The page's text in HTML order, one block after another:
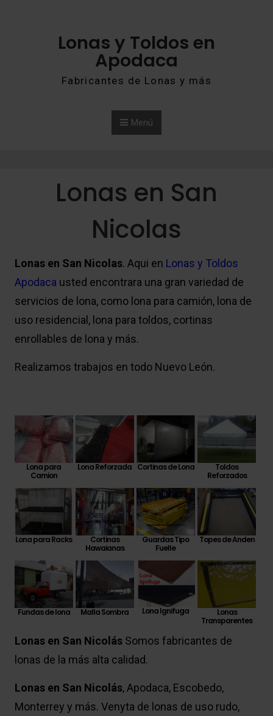
Lonas y Toldos en
Apodaca
Fabricantes de Lonas y más
Menú
Lonas en San
Nicolas
Lonas en San Nicolas. Aqui en Lonas y Toldos
Apodaca usted encontrara una gran variedad de
servicios de lona, como lona para camión, lona de
uso residencial, lona para toldos, cortinas
enrollables de lona y más.
Realizamos trabajos en todo Nuevo León.
Lona para
Camion
Lona Reforzada Cortinas de Lona
Toldos
Reforzados
Lona para Racks
Cortinas
Hawaianas
Guardas Tipo
Fuelle
Topes de Anden
Fundas de lona Malla Sombra Lona Ignifuga
Lonas
Transparentes
Lonas en San NicolásSomos fabricantes de
lonas de la más alta calidad.
Lonas en San Nicolás, Apodaca, Escobedo,
Monterrey y más. Venyta de lonas de uso rudo,